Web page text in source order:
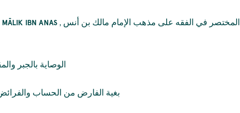
IBN ANAS , المختصر في الفقه على مذهب الإمام مالك بن أنس
الوصاية بالجبر
بغية الفارض من الحساب